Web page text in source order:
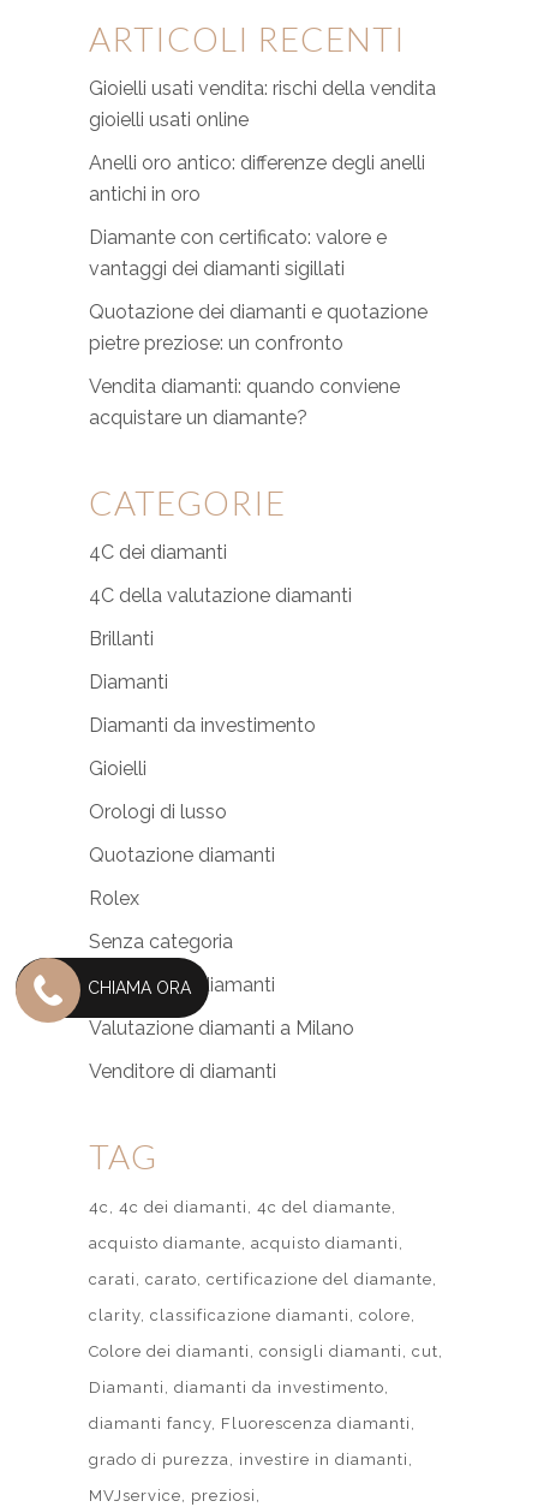
ARTICOLI RECENTI
Gioielli usati vendita: rischi della vendita
gioielli usati online
Anelli oro antico: differenze degli anelli
antichi in oro
Diamante con certificato: valore e
vantaggi dei diamanti sigillati
Quotazione dei diamanti e quotazione
pietre preziose: un confronto
Vendita diamanti: quando conviene
acquistare un diamante?
CATEGORIE
4C dei diamanti
4C della valutazione diamanti
Brillanti
Diamanti
Diamanti da investimento
Gioielli
Orologi di lusso
Quotazione diamanti
Rolex
Senza categoria
Valutazione diamanti
Valutazione diamanti a Milano
Venditore di diamanti
TAG
4c 4c dei diamanti
4c del diamante
acquisto diamante acquisto diamanti
carati
carato certificazione del diamante
clarity classificazione diamanti
colore
Colore dei diamanti
consigli diamanti
cut
Diamanti
diamanti da investimento
diamanti fancy Fluorescenza diamanti
grado di purezza
investire in diamanti
MVJservice
preziosi
CHIAMA ORA